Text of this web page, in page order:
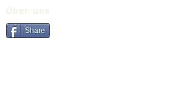
Über uns
Share